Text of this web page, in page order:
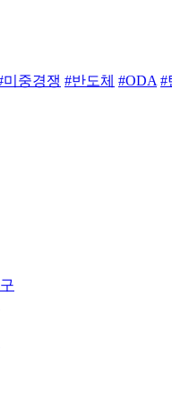
미중경쟁 #반도체 #ODA #